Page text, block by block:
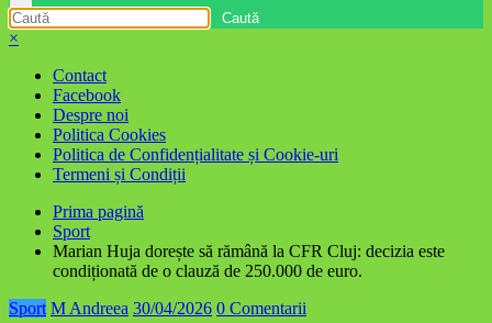
×
Contact
Facebook
Despre noi
Politica Cookies
Politica de Confidențialitate și Cookie-uri
Termeni și Condiții
Prima pagină
Sport
Marian Huja dorește să rămână la CFR Cluj: decizia este
condiționată de o clauză de 250.000 de euro.
Sport M Andreea 30/04/2026 0 Comentarii